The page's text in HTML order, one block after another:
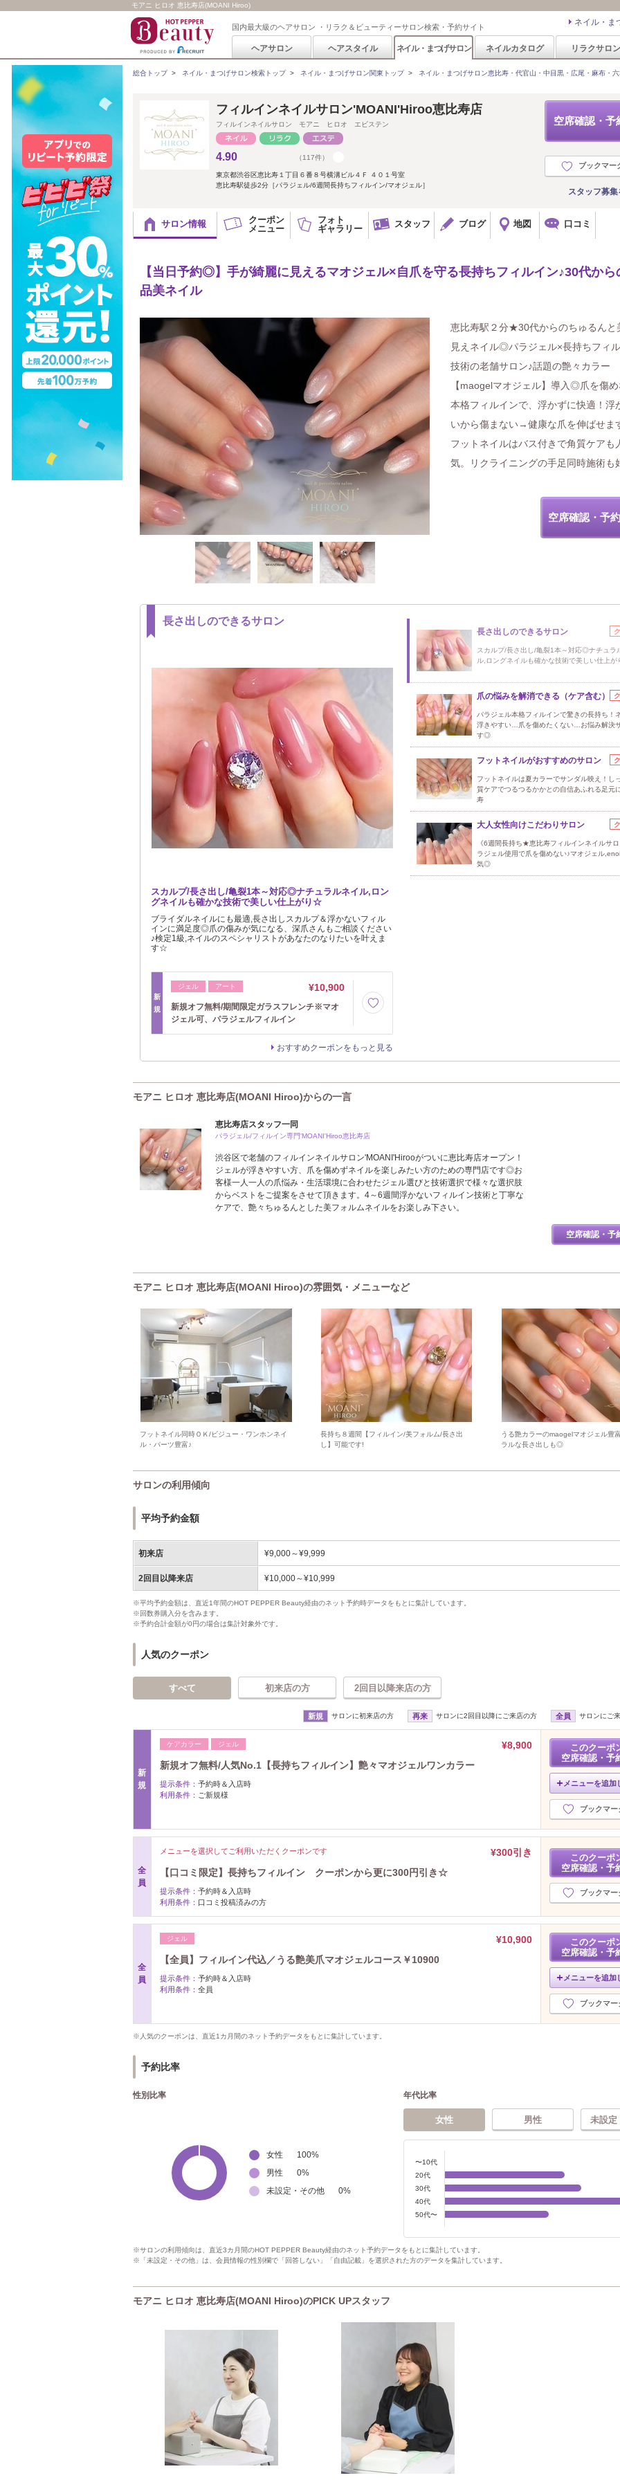
モアニ ヒロオ 恵比寿店(MOANI Hiroo)
国内最大級のヘアサロン ・リラク＆ビューティーサロン検索・予約サイト ネイル・ま
ヘアサロン ヘアスタイル ネイル・まつげサロン ネイルカタログ リラクサロン
総合トップ> ネイル・まつげサロン検索トップ> ネイル・まつげサロン関東トップ> ネイル・まつげサロン恵比寿・代官山・中目黒・広尾・麻布・
空席確認・予
ブックマー
スタッフ募
フィルインネイルサロン'MOANI'Hiroo恵比寿店
フィルインネイルサロン モアニ ヒロオ エビステン
4.90 （117件）
東京都渋谷区恵比寿１丁目６番８号横溝ビル４Ｆ ４０１号室
恵比寿駅徒歩2分［パラジェル/6週間長持ちフィルイン/マオジェル］
サロン情報
クーポン
メニュー
フォト
ギャラリー
スタッフ ブログ 地図 口コミ
【当日予約◎】手が綺麗に見えるマオジェル×自爪を守る長持ちフィルイン♪30代から
品美ネイル
恵比寿駅２分★30代からのちゅるんと
見えネイル◎パラジェル×長持ちフィ
技術の老舗サロン♪話題の艶々カラー
【maogelマオジェル】導入◎爪を傷
本格フィルインで、浮かずに快適！浮
いから傷まない→健康な爪を伸ばせま
フットネイルはバス付きで角質ケアも
気。リクライニングの手足同時施術も
空席確認・予
長さ出しのできるサロン
スカルプ/長さ出し/亀裂1本～対応◎ナチュラルネイル,ロン
グネイルも確かな技術で美しい仕上がり☆
ブライダルネイルにも最適,長さ出しスカルプ＆浮かないフィル
インに満足度◎爪の傷みが気になる、深爪さんもご相談ください
♪検定1級,ネイルのスペシャリストがあなたのなりたいを叶えま
す☆
新
規
ジェル アート ¥10,900
新規オフ無料/期間限定ガラスフレンチ※マオ
ジェル可、パラジェルフィルイン
おすすめクーポンをもっと見る
長さ出しのできるサロン
スカルプ/長さ出し/亀裂1本～対応◎ナチュラ
ル,ロングネイルも確かな技術で美しい仕上
爪の悩みを解消できる（ケア含む）
パラジェル本格フィルインで驚きの長持ち！
浮きやすい…爪を傷めたくない…お悩み解決
す◎
フットネイルがおすすめのサロン
フットネイルは夏カラーでサンダル映え！し
質ケアでつるつるかかとの自信あふれる足元
寿
大人女性向けこだわりサロン
《6週間長持ち★恵比寿フィルインネイルサ
ラジェル使用で爪を傷めない♪マオジェル
気◎
モアニ ヒロオ 恵比寿店(MOANI Hiroo)からの一言
恵比寿店スタッフ一同
パラジェル/フィルイン専門'MOANI'Hiroo恵比寿店
渋谷区で老舗のフィルインネイルサロン'MOANI'Hirooがついに恵比寿店オープン！
ジェルが浮きやすい方、爪を傷めずネイルを楽しみたい方のための専門店です◎お
客様一人一人の爪悩み・生活環境に合わせたジェル選びと技術選択で様々な選択肢
からベストをご提案をさせて頂きます。4～6週間浮かないフィルイン技術と丁寧な
ケアで、艶々ちゅるんとした美フォルムネイルをお楽しみ下さい。
空席確認・予
モアニ ヒロオ 恵比寿店(MOANI Hiroo)の雰囲気・メニューなど
フットネイル同時ＯＫ/ビジュー・ワンホンネイ
ル・パーツ豊富♪
長持ち８週間【フィルイン/美フォルム/長さ出
し】可能です!
うる艶カラーのmaogelマオジェル豊
ラルな長さ出しも◎
サロンの利用傾向
平均予約金額
初来店 ¥9,000～¥9,999
2回目以降来店 ¥10,000～¥10,999
※平均予約金額は、直近1年間のHOT PEPPER Beauty経由のネット予約時データをもとに集計しています。
※回数券購入分を含みます。
※予約合計金額が0円の場合は集計対象外です。
人気のクーポン
すべて 初来店の方 2回目以降来店の方
新規 サロンに初来店の方 再来 サロンに2回目以降にご来店の方 全員 サロンにご
新
規
ケアカラー ジェル
¥8,900
新規オフ無料/人気No.1【長持ちフィルイン】艶々マオジェルワンカラー
提示条件： 予約時＆入店時
利用条件： ご新規様
このクーポ
空席確認・予
メニューを追加
ブックマー
全
員
メニューを選択してご利用いただくクーポンです
¥300引き
【口コミ限定】長持ちフィルイン クーポンから更に300円引き☆
提示条件： 予約時＆入店時
利用条件： 口コミ投稿済みの方
このクーポ
空席確認・予
ブックマー
全
員
ジェル
¥10,900
【全員】フィルイン代込／うる艶美爪マオジェルコース￥10900
提示条件： 予約時＆入店時
利用条件： 全員
このクーポ
空席確認・予
メニューを追加
ブックマー
※人気のクーポンは、直近1カ月間のネット予約データをもとに集計しています。
予約比率
性別比率
女性 100%
男性
0%
未設定・その他
0%
年代比率
女性 男性 未設定
〜10代
20代
30代
40代
50代〜
※サロンの利用傾向は、直近3カ月間のHOT PEPPER Beauty経由のネット予約データをもとに集計しています。
※「未設定・その他」は、会員情報の性別欄で「回答しない」「自由記載」を選択された方のデータを集計しています。
モアニ ヒロオ 恵比寿店(MOANI Hiroo)のPICK UPスタッフ